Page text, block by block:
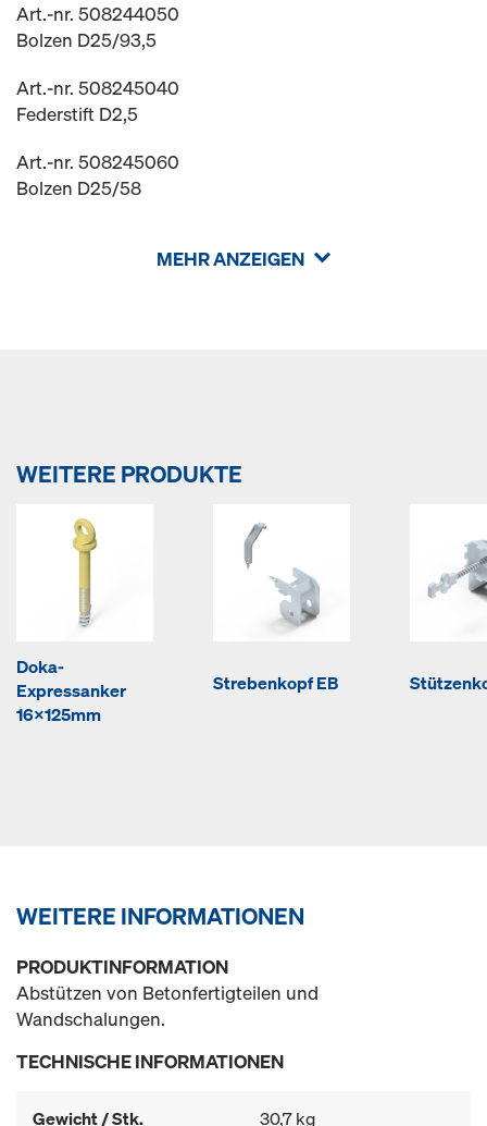
Art.-nr. 508244050
Bolzen D25/93,5
Art.-nr. 508245040
Federstift D2,5
Art.-nr. 508245060
Bolzen D25/58
MEHR ANZEIGEN
WEITERE PRODUKTE
Doka-
Expressanker
16x125mm
Strebenkopf EB
WEITERE INFORMATIONEN
PRODUKTINFORMATION
Abstützen von Betonfertigteilen und
Wandschalungen.
TECHNISCHE INFORMATIONEN
Gewicht / Stk. 30,7 kg